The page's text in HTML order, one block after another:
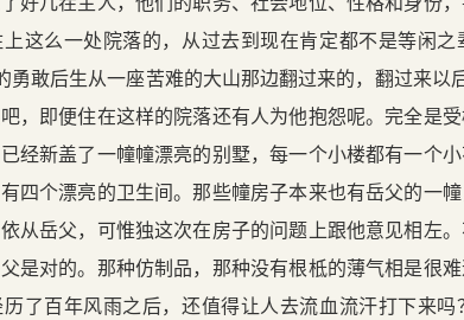
这么一处院落的，从过去到现在肯定都不是等闲
勇敢后生从一座苦难的大山那边翻过来的，翻过来以
，即便住在这样的院落还有人为他抱怨呢。完全是
经新盖了一幢幢漂亮的别墅，每一个小楼都有一个
四个漂亮的卫生间。那些幢房子本来也有岳父的一幢
从岳父，可惟独这次在房子的问题上跟他意见相左。
是对的。那种仿制品，那种没有根柢的薄气相是很
了百年风雨之后，还值得让人去流血流汗打下来